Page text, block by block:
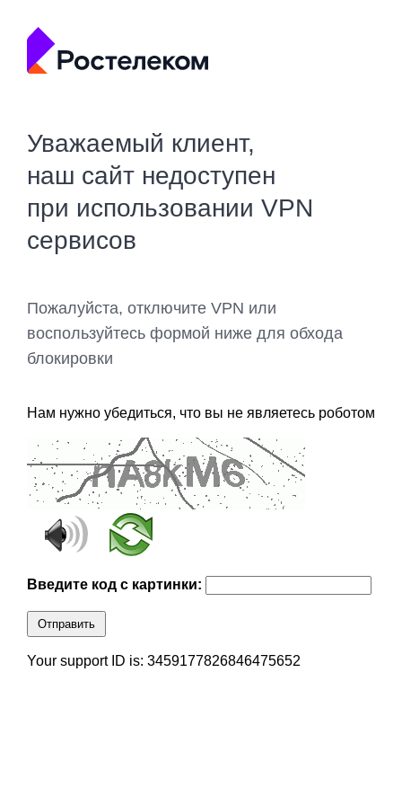
Уважаемый клиент,
наш сайт недоступен
при использовании VPN
сервисов
Пожалуйста, отключите VPN или
воспользуйтесь формой ниже для обхода
блокировки
Нам нужно убедиться, что вы не являетесь роботом
Введите код с картинки:
Отправить
Your support ID is: 3459177826846475652